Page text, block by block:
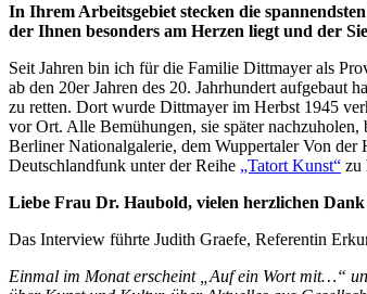
In Ihrem Arbeitsgebiet stecken die
der Ihnen besonders am Herzen liegt und der
Seit Jahren bin ich für die Familie Dittmayer als
ab den 20er Jahren des 20. Jahrhundert aufgebaut
zu retten. Dort wurde Dittmayer im Herbst 1945
vor Ort. Alle Bemühungen, sie später
Berliner Nationalgalerie, dem Wuppertaler Von der
Deutschlandfunk unter der Reihe „Tatort Kunst“ zu
Liebe Frau Dr. Haubold, vielen herzlichen
Das Interview führte Judith Graefe, Referentin
Einmal im Monat erscheint „Auf ein Wort mit…“